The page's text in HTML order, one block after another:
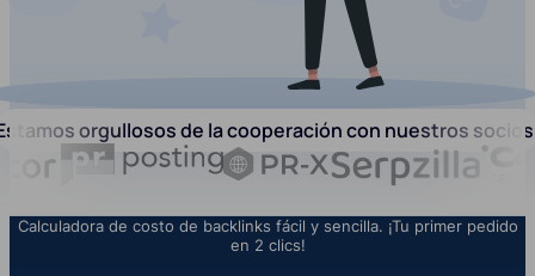
orgullosos de la cooperación con nuestros
Calculadora de costo de backlinks fácil y sencilla. ¡Tu primer pedido
en 2 clics!